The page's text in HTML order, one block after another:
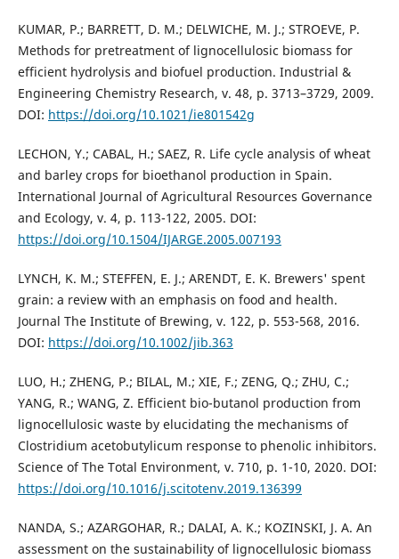
KUMAR, P.; BARRETT, D. M.; DELWICHE, M. J.; STROEVE, P.
Methods for pretreatment of lignocellulosic biomass for
efficient hydrolysis and biofuel production. Industrial &
Engineering Chemistry Research, v. 48, p. 3713–3729, 2009.
DOI: https://doi.org/10.1021/ie801542g
LECHON, Y.; CABAL, H.; SAEZ, R. Life cycle analysis of wheat
and barley crops for bioethanol production in Spain.
International Journal of Agricultural Resources Governance
and Ecology, v. 4, p. 113-122, 2005. DOI:
https://doi.org/10.1504/IJARGE.2005.007193
LYNCH, K. M.; STEFFEN, E. J.; ARENDT, E. K. Brewers' spent
grain: a review with an emphasis on food and health.
Journal The Institute of Brewing, v. 122, p. 553-568, 2016.
DOI: https://doi.org/10.1002/jib.363
LUO, H.; ZHENG, P.; BILAL, M.; XIE, F.; ZENG, Q.; ZHU, C.;
YANG, R.; WANG, Z. Efficient bio-butanol production from
lignocellulosic waste by elucidating the mechanisms of
Clostridium acetobutylicum response to phenolic inhibitors.
Science of The Total Environment, v. 710, p. 1-10, 2020. DOI:
https://doi.org/10.1016/j.scitotenv.2019.136399
NANDA, S.; AZARGOHAR, R.; DALAI, A. K.; KOZINSKI, J. A. An
assessment on the sustainability of lignocellulosic biomass